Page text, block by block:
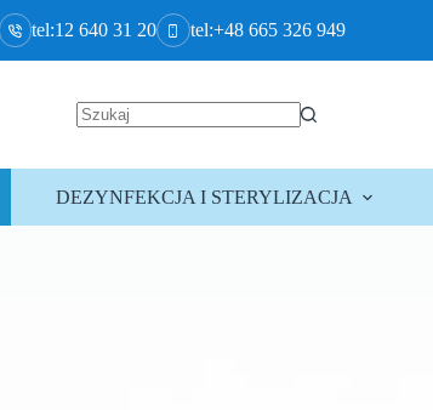
tel:12 640 31 20 tel:+48 665 326 949
DEZYNFEKCJA I STERYLIZACJA